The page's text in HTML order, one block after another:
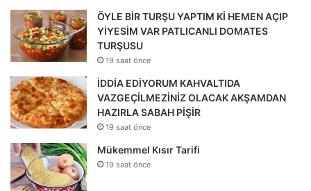
ÖYLE BİR TURŞU YAPTIM Kİ HEMEN AÇIP
YİYESİM VAR PATLICANLI DOMATES
TURŞUSU
19 saat önce
İDDİA EDİYORUM KAHVALTIDA
VAZGEÇİLMEZİNİZ OLACAK AKŞAMDAN
HAZIRLA SABAH PİŞİR
19 saat önce
Mükemmel Kısır Tarifi
19 saat önce